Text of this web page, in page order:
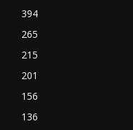
394
265
215
201
156
136